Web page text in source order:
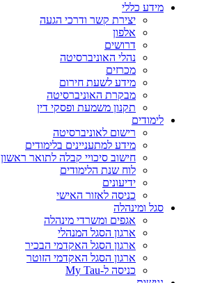
מידע כללי
יצירת קשר ודרכי הגעה
אלפון
דרושים
נהלי האוניברסיטה
מכרזים
מידע לשעת חירום
מבקרת האוניברסיטה
תקנון משמעת ופסקי דין
לימודים
רישום לאוניברסיטה
מידע למתעניינים בלימודים
חישוב סיכויי קבלה לתואר ראשון
לוח שנת הלימודים
ידיעונים
כניסה לאזור האישי
סגל ומינהלה
אגפים ומשרדי מינהלה
ארגון הסגל המנהלי
ארגון הסגל האקדמי הבכיר
ארגון הסגל האקדמי הזוטר
כניסה ל-My Tau